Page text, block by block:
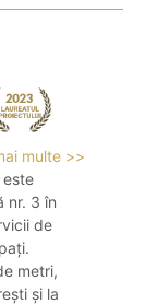
multe >>
este
nr. 3 în
de
metri,
și la